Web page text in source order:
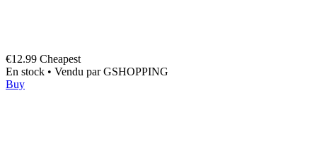
€12.99 Cheapest
En stock • Vendu parGSHOPPING
Buy